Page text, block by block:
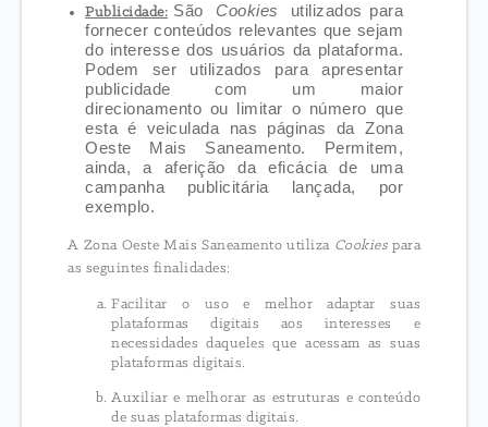
Publicidade: São Cookies
utilizados para
fornecer conteúdos relevantes que sejam
do interesse dos usuários da plataforma.
Podem ser utilizados para apresentar
publicidade com um maior
direcionamento ou limitar o número que
esta é veiculada nas páginas da Zona
Oeste Mais Saneamento. Permitem,
ainda, a aferição da eficácia de uma
campanha publicitária lançada, por
exemplo.
A Zona Oeste Mais Saneamento utiliza Cookies para
as seguintes finalidades:
Facilitar o uso e melhor adaptar suas
plataformas digitais aos interesses e
necessidades daqueles que acessam as suas
plataformas digitais.
Auxiliar e melhorar as estruturas e conteúdo
de suas plataformas digitais.